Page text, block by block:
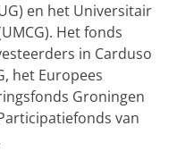
en het Universitair
Het fonds
in Carduso
het Europees
Groningen
van